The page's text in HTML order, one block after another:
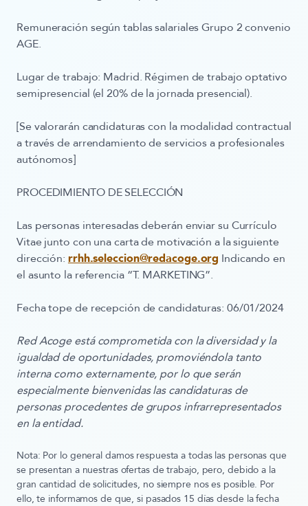
Remuneración según tablas salariales Grupo 2 convenio
AGE.
Lugar de trabajo: Madrid. Régimen de trabajo optativo
semipresencial (el 20% de la jornada presencial).
[Se valorarán candidaturas con la modalidad contractual
a través de arrendamiento de servicios a profesionales
autónomos]
PROCEDIMIENTO DE SELECCIÓN
Las personas interesadas deberán enviar su Currículo
Vitae junto con una carta de motivación a la siguiente
dirección: rrhh.seleccion@redacoge.org Indicando en
el asunto la referencia “T. MARKETING”.
Fecha tope de recepción de candidaturas: 06/01/2024
Red Acoge está comprometida con la diversidad y la
igualdad de oportunidades, promoviéndola tanto
interna como externamente, por lo que serán
especialmente bienvenidas las candidaturas de
personas procedentes de grupos infrarrepresentados
en la entidad.
Nota: Por lo general damos respuesta a todas las personas que
se presentan a nuestras ofertas de trabajo, pero, debido a la
gran cantidad de solicitudes, no siempre nos es posible. Por
ello, te informamos de que, si pasados 15 días desde la fecha